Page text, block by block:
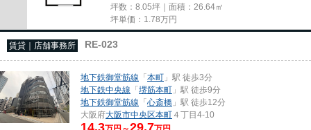
坪数：8.05坪｜面積：26.64㎡
坪単価： 1.78万円
賃貸｜店舗事務所 RE-023
地下鉄御堂筋線 「本町 」駅 徒歩3分
地下鉄中央線 「堺筋本町 」駅 徒歩9分
地下鉄御堂筋線 「心斎橋 」駅 徒歩12分
大阪府大阪市中央区本町 ４丁目4-10
14.3 29.7